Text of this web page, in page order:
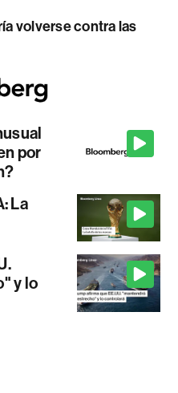
volverse contra las
por
La
y lo